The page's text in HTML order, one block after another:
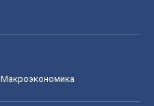
Mакроэкономика